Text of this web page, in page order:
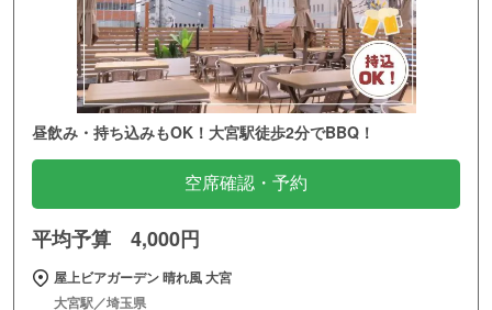
昼飲み・持ち込みもOK！大宮駅徒歩2分でBBQ！
空席確認・予約
平均予算 4,000円
屋上ビアガーデン 晴れ風 大宮
大宮駅／埼玉県